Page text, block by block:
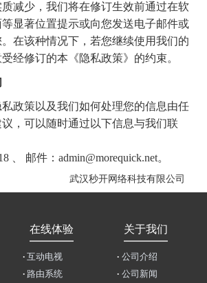
减少，我们将在修订生效前通过在软
显著位置提示或向您发送电子邮件或
在该种情况下，若您继续使用我们的
经修订的本《隐私政策》的约束。
政策以及我们如何处理您的信息由任
，可以随时通过以下信息与我们联
、 邮件：admin@morequick.net。
武汉秒开网络科技有限公司
在线体验
· 互动电视
· 路由系统
关于我们
· 公司介绍
· 公司新闻